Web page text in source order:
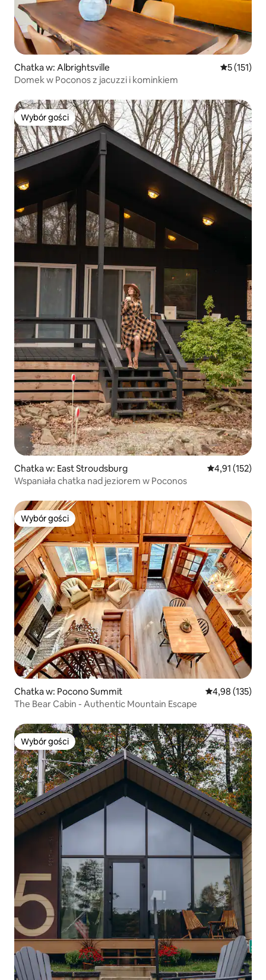
Chatka w: Albrightsville Średnia
5 (151)
Domek w Poconos z jacuzzi i kominkiem
Wybór gości
Wybór gości
Chatka w: East Stroudsburg Średnia
4,91 (152)
Wspaniała chatka nad jeziorem w Poconos
Wybór gości
Wybór gości
Chatka w: Pocono Summit Średnia
4,98 (135)
The Bear Cabin - Authentic Mountain Escape
Wybór gości
Wybór gości